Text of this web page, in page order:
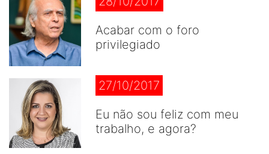
Acabar com o foro
privilegiado
27/10/2017
Eu não sou feliz com meu
trabalho, e agora?